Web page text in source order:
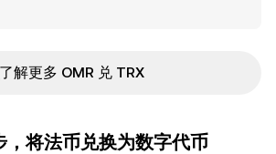
ִִִִִִִִִִִִִִִִִִִִִִִִִִִִִִִִִִִִִִִִִִִִִִִ了解更多 OMR 兑 TRX
，将法币兑换为数字代币